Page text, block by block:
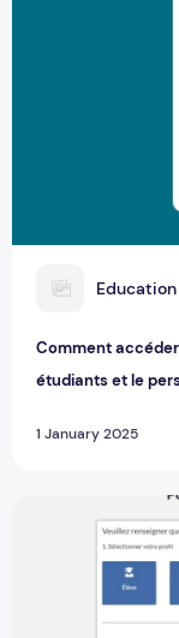
E Education
Comment accéder
étudiants et le
1 January 2025